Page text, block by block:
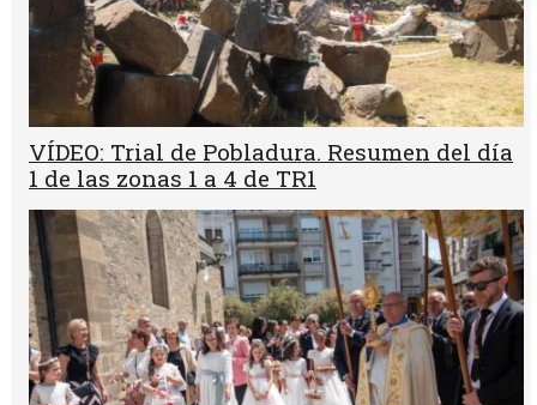
VÍDEO: Trial de Pobladura. Resumen del día
1 de las zonas 1 a 4 de TR1